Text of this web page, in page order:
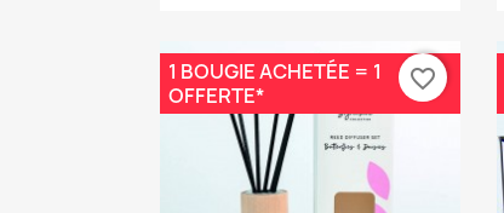
1 BOUGIE ACHETÉE = 1
OFFERTE*
favorite_border